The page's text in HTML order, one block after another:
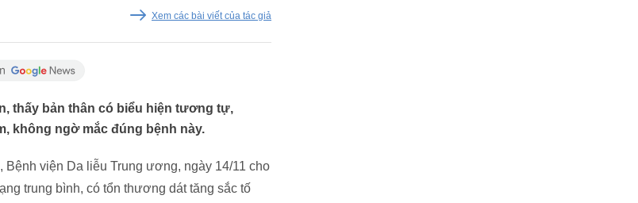
Xem các bài viết của tác giả
thấy bản thân có biểu hiện tương tự,
không ngờ mắc đúng bệnh này.
viện Da liễu Trung ương, ngày 14/11 cho
trung bình, có tổn thương dát tăng sắc tố